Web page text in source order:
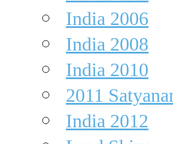
India 2006
India 2008
India 2010
2011
India 2012